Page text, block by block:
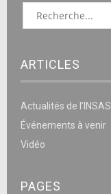
ARTICLES
Actualités de l’INSAS
Événements à venir
Vidéo
PAGES